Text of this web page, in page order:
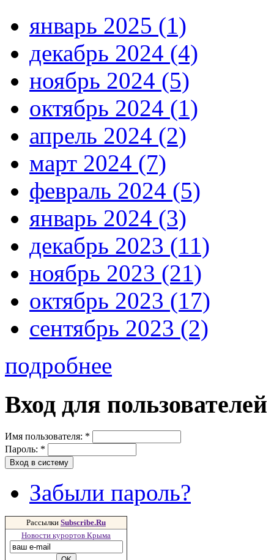
январь 2025 (1)
декабрь 2024 (4)
ноябрь 2024 (5)
октябрь 2024 (1)
апрель 2024 (2)
март 2024 (7)
февраль 2024 (5)
январь 2024 (3)
декабрь 2023 (11)
ноябрь 2023 (21)
октябрь 2023 (17)
сентябрь 2023 (2)
подробнее
Вход для пользователей
Имя пользователя: *
Пароль: *
Забыли пароль?
Рассылки Subscribe.Ru
Новости курортов Крыма